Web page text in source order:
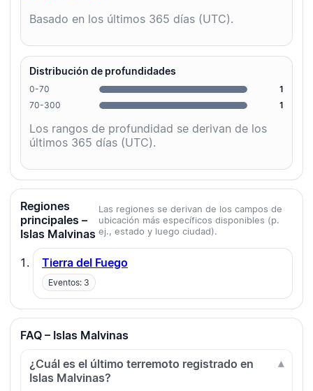
Basado en los últimos 365 días (UTC).
Distribución de profundidades
0-70
1
70-300
1
Los rangos de profundidad se derivan de los
últimos 365 días (UTC).
Regiones
principales –
Islas Malvinas
Las regiones se derivan de los campos de
ubicación más específicos disponibles (p.
ej., estado y luego ciudad).
Tierra del Fuego
Eventos: 3
FAQ – Islas Malvinas
¿Cuál es el último terremoto registrado en
Islas Malvinas?